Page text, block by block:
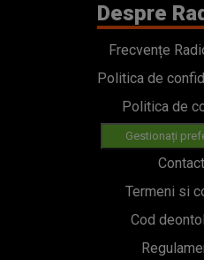
Despre
Frecvențe
Politica de
Politica de
Gestionați
Contact
Termeni si
Cod